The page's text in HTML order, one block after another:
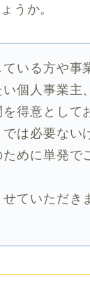
うか。
いる方や事
個人事業主
得意として
は必要ない
めに単発で
ていただき